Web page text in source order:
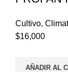
Cultivo,
$16,000
AÑADIR AL